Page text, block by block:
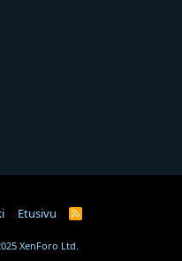
Etusivu
R
XenForo Ltd.